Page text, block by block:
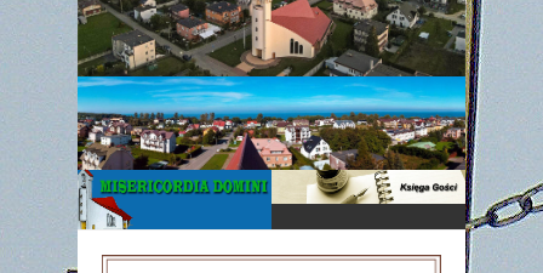
WYPOCZYNEK
Gazetka
Parafialna